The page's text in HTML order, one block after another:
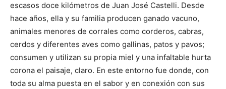
escasos doce kilómetros de Juan José Castelli. Desde
hace años, ella y su familia producen ganado vacuno,
animales menores de corrales como corderos, cabras,
cerdos y diferentes aves como gallinas, patos y pavos;
consumen y utilizan su propia miel y una infaltable hurta
corona el paisaje, claro. En este entorno fue donde, con
toda su alma puesta en el sabor y en conexión con sus